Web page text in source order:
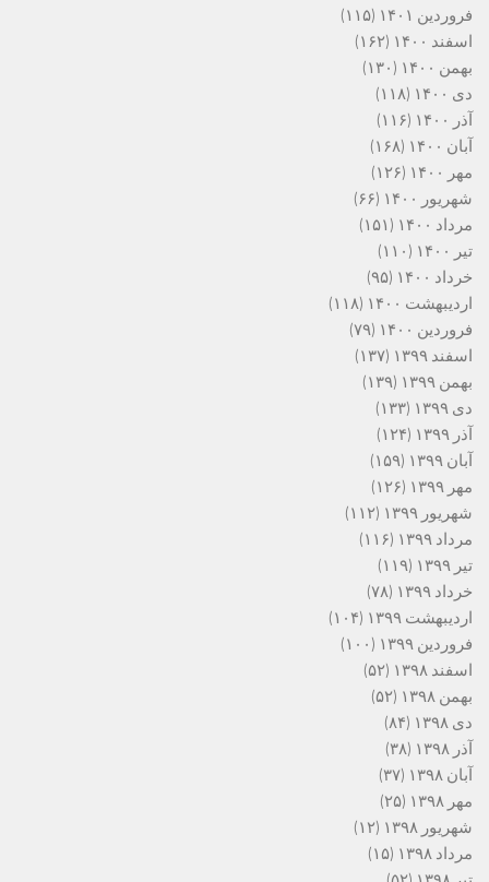
فروردین ۱۴۰۱
(۱۱۵)
اسفند ۱۴۰۰
(۱۶۲)
بهمن ۱۴۰۰
(۱۳۰)
دی ۱۴۰۰
(۱۱۸)
آذر ۱۴۰۰
(۱۱۶)
آبان ۱۴۰۰
(۱۶۸)
مهر ۱۴۰۰
(۱۲۶)
شهریور ۱۴۰۰
(۶۶)
مرداد ۱۴۰۰
(۱۵۱)
تیر ۱۴۰۰
(۱۱۰)
خرداد ۱۴۰۰
(۹۵)
اردیبهشت ۱۴۰۰
(۱۱۸)
فروردین ۱۴۰۰
(۷۹)
اسفند ۱۳۹۹
(۱۳۷)
بهمن ۱۳۹۹
(۱۳۹)
دی ۱۳۹۹
(۱۳۳)
آذر ۱۳۹۹
(۱۲۴)
آبان ۱۳۹۹
(۱۵۹)
مهر ۱۳۹۹
(۱۲۶)
شهریور ۱۳۹۹
(۱۱۲)
مرداد ۱۳۹۹
(۱۱۶)
تیر ۱۳۹۹
(۱۱۹)
خرداد ۱۳۹۹
(۷۸)
اردیبهشت ۱۳۹۹
(۱۰۴)
فروردین ۱۳۹۹
(۱۰۰)
اسفند ۱۳۹۸
(۵۲)
بهمن ۱۳۹۸
(۵۲)
دی ۱۳۹۸
(۸۴)
آذر ۱۳۹۸
(۳۸)
آبان ۱۳۹۸
(۳۷)
مهر ۱۳۹۸
(۲۵)
شهریور ۱۳۹۸
(۱۲)
مرداد ۱۳۹۸
(۱۵)